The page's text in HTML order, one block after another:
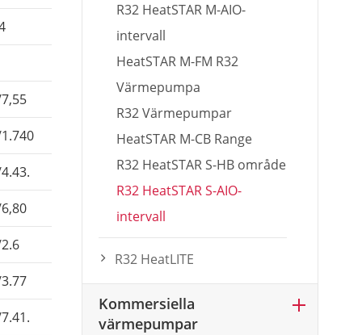
46/54
3,52/9.22
0,81/2,4 0,99/2.77
4.31/4.59. 4.22/4.64.
3.16/8.68.
3.12/3.49. 3.12/3.47.
4.30/9.49.
R32 HeatSTAR M-AIO-
intervall
HeatSTAR M-FM R32
Värmepumpa
R32 Värmepumpar
HeatSTAR M-CB Range
R32 HeatSTAR S-HB område
R32 HeatSTAR S-AIO-
intervall
R32 HeatLITE
Kommersiella
värmepumpar